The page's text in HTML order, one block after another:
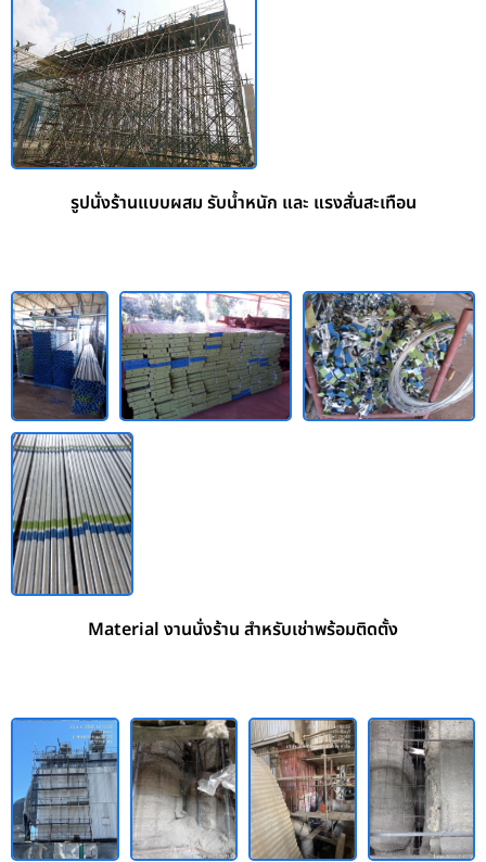
รูปนั่งร้านแบบผสม รับน้ำหนัก และ แรงสั่นสะเทือน
Material งานนั่งร้าน สำหรับเช่าพร้อมติดตั้ง